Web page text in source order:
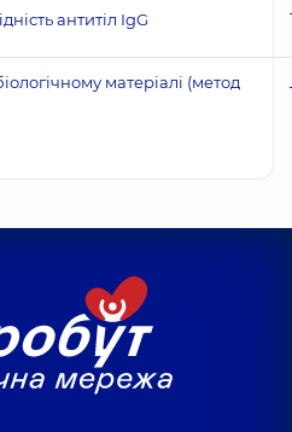
антитіл IgG
матеріалі (метод